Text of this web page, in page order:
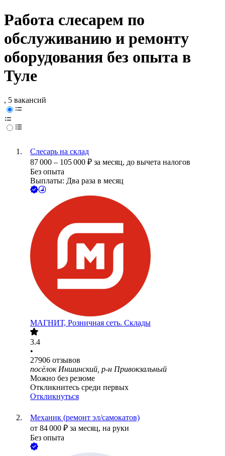
Работа слесарем по
обслуживанию и ремонту
оборудования без опыта в
Туле
, 5 вакансий
Слесарь на склад
87 000 – 105 000 ₽ за месяц, до вычета налогов
Без опыта
Выплаты: Два раза в месяц
МАГНИТ, Розничная сеть. Склады
3.4
•
27906 отзывов
посёлок Иншинский, р-н Привокзальный
Можно без резюме
Откликнитесь среди первых
Откликнуться
Механик (ремонт эл/самокатов)
от 84 000 ₽ за месяц, на руки
Без опыта